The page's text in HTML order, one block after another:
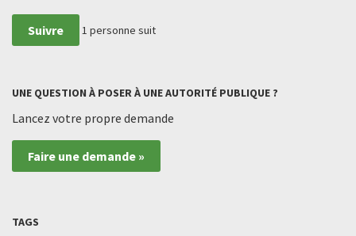
Suivre 1 personne suit
UNE QUESTION À POSER À UNE AUTORITÉ PUBLIQUE ?
Lancez votre propre demande
Faire une demande »
TAGS